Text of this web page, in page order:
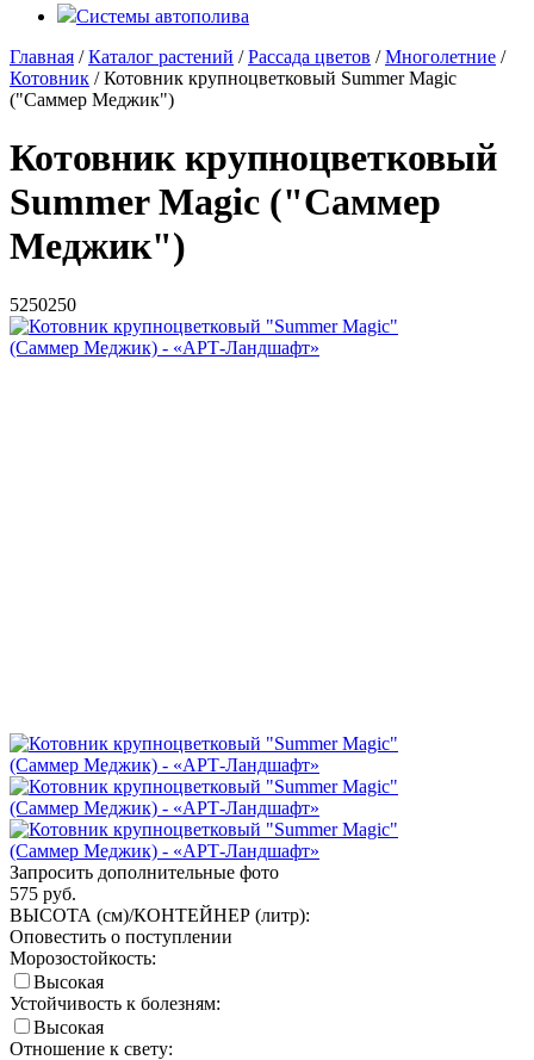
Системы автополива
Главная /Каталог растений /Рассада цветов /Многолетние /
Котовник / Котовник крупноцветковый Summer Magic
("Саммер Меджик")
Котовник крупноцветковый
Summer Magic ("Саммер
Меджик")
5250250
Запросить дополнительные фото
575 руб.
ВЫСОТА (см)/КОНТЕЙНЕР (литр):
Оповестить о поступлении
Морозостойкость:
Высокая
Устойчивость к болезням:
Высокая
Отношение к свету: